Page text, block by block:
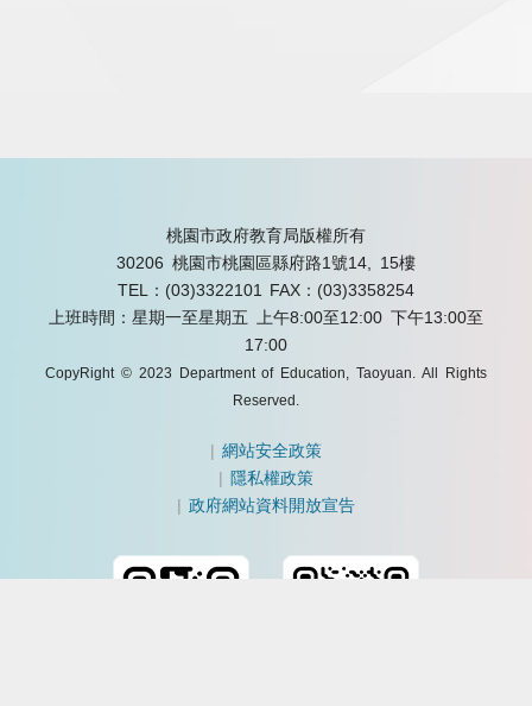
桃園市政府教育局版權所有
30206 桃園市桃園區縣府路1號14, 15樓
TEL：(03)3322101
FAX：(03)3358254
上班時間：星期一至星期五 上午8:00至12:00 下午13:00至
17:00
CopyRight © 2023 Department of Education, Taoyuan. All Rights
Reserved.
|網站安全政策
| 隱私權政策
|政府網站資料開放宣告